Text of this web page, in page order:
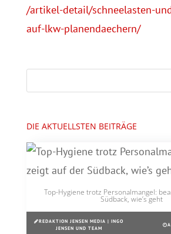
/artikel-detail/schneelasten-
auf-lkw-planendaechern/
DIE AKTUELLSTEN BEITRÄGE
Top-Hygiene trotz Personalmangel:
Südback, wie’s geht
REDAKTION JENSEN MEDIA | INGO
JENSEN UND TEAM